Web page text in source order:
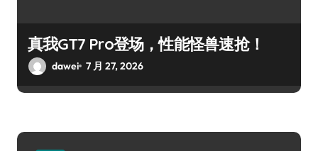
真我GT7 Pro登场，性能怪兽速抢！
dawei 7 月 27, 2026